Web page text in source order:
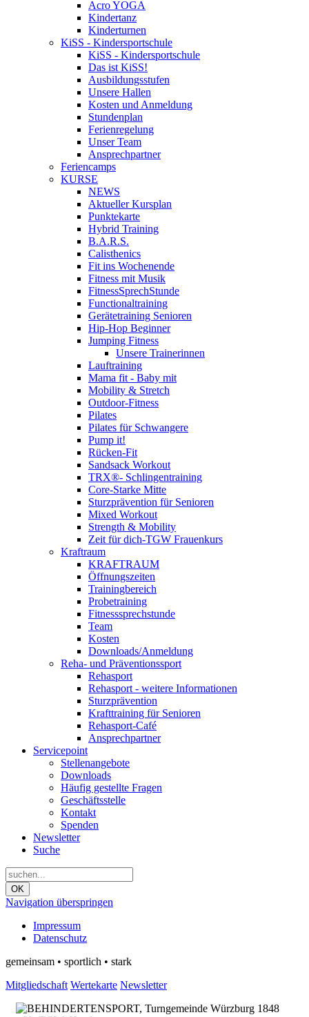
Acro YOGA
Kindertanz
Kinderturnen
KiSS - Kindersportschule
KiSS - Kindersportschule
Das ist KiSS!
Ausbildungsstufen
Unsere Hallen
Kosten und Anmeldung
Stundenplan
Ferienregelung
Unser Team
Ansprechpartner
Feriencamps
KURSE
NEWS
Aktueller Kursplan
Punktekarte
Hybrid Training
B.A.R.S.
Calisthenics
Fit ins Wochenende
Fitness mit Musik
FitnessSprechStunde
Functionaltraining
Gerätetraining Senioren
Hip-Hop Beginner
Jumping Fitness
Unsere Trainerinnen
Lauftraining
Mama fit - Baby mit
Mobility & Stretch
Outdoor-Fitness
Pilates
Pilates für Schwangere
Pump it!
Rücken-Fit
Sandsack Workout
TRX®- Schlingentraining
Core-Starke Mitte
Sturzprävention für Senioren
Mixed Workout
Strength & Mobility
Zeit für dich-TGW Frauenkurs
Kraftraum
KRAFTRAUM
Öffnungszeiten
Trainingbereich
Probetraining
Fitnesssprechstunde
Team
Kosten
Downloads/Anmeldung
Reha- und Präventionssport
Rehasport
Rehasport - weitere Informationen
Sturzprävention
Krafttraining für Senioren
Rehasport-Café
Ansprechpartner
Servicepoint
Stellenangebote
Downloads
Häufig gestellte Fragen
Geschäftsstelle
Kontakt
Spenden
Newsletter
Suche
OK
Navigation überspringen
Impressum
Datenschutz
gemeinsam • sportlich • stark
Mitgliedschaft Wertekarte Newsletter